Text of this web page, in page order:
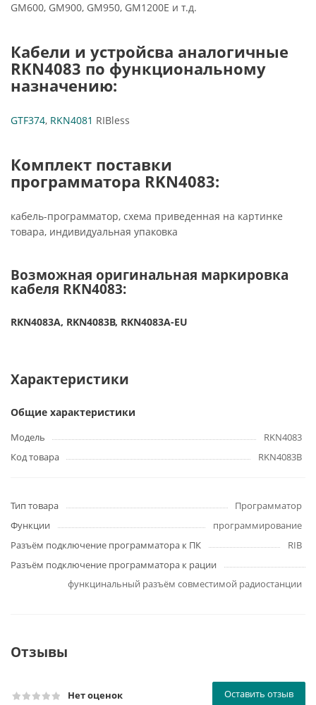
GM600, GM900, GM950, GM1200E и т.д.
Кабели и устройсва аналогичные
RKN4083 по функциональному
назначению:
GTF374, RKN4081 RIBless
Комплект поставки
программатора RKN4083:
кабель-программатор, схема приведенная на картинке
товара, индивидуальная упаковка
Возможная оригинальная маркировка
кабеля RKN4083:
RKN4083A, RKN4083B, RKN4083A-EU
Характеристики
Общие характеристики
Модель
RKN4083
Код товара
RKN4083B
Тип товара
Программатор
Функции
программирование
Разъём подключение программатора к ПК
RIB
Разъём подключение программатора к рации
функцинальный разъём совместимой радиостанции
Отзывы
Нет оценок Оставить отзыв